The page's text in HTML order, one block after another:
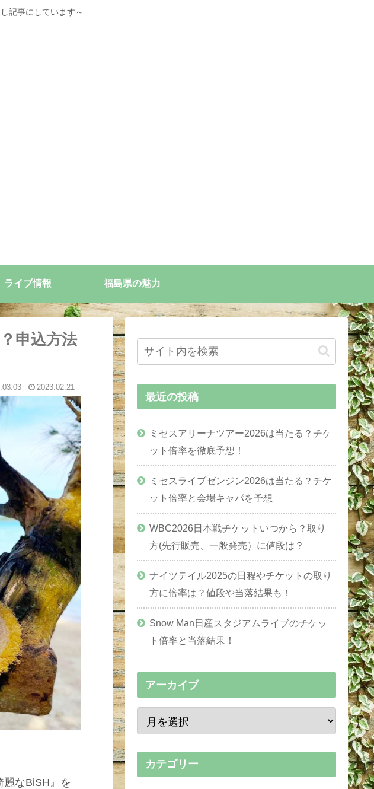
記事にしています～
ライブ情報 福島県の魅力
申込方法
2023.02.21
なBiSH』を
最近の投稿
ミセスアリーナツアー2026は当たる？チケ
ット倍率を徹底予想！
ミセスライブゼンジン2026は当たる？チケ
ット倍率と会場キャパを予想
WBC2026日本戦チケットいつから？取り
方(先行販売、一般発売）に値段は？
ナイツテイル2025の日程やチケットの取り
方に倍率は？値段や当落結果も！
Snow Man日産スタジアムライブのチケッ
ト倍率と当落結果！
アーカイブ
カテゴリー